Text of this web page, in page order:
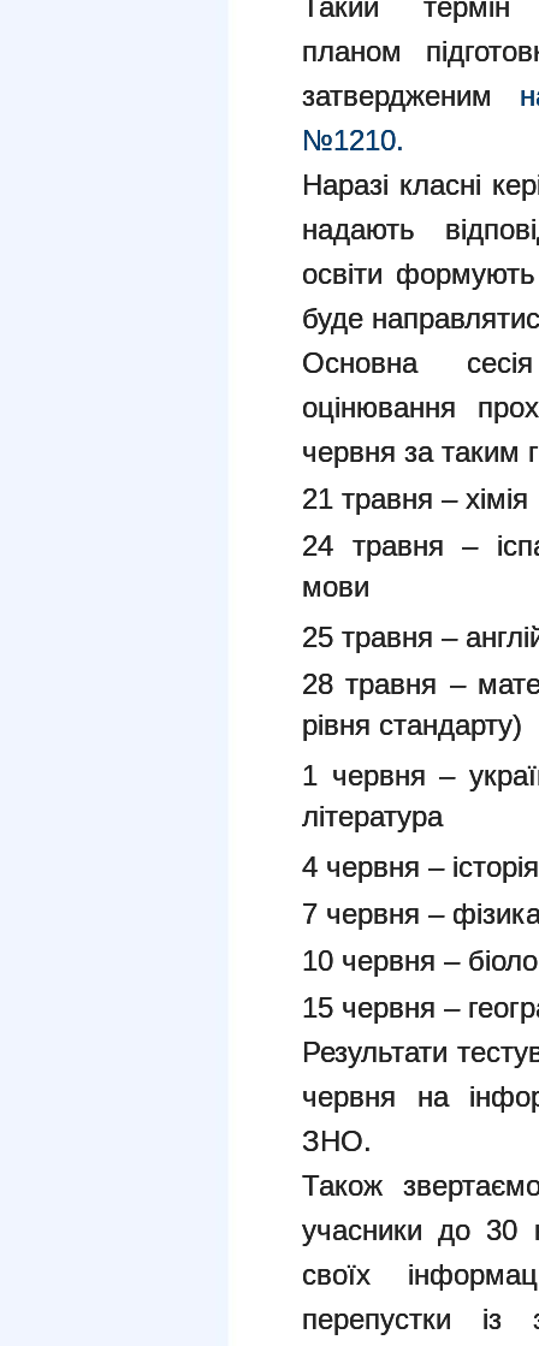
Такий термін
планом
затвердженим
№1210.
Наразі класні
надають
освіти
буде
Основна
оцінювання
червня за таким
21 травня – хімія
24 травня –
мови
25 травня –
28 травня –
рівня стандарту)
1 червня –
література
4 червня –
7 червня –
10 червня –
15 червня –
Результати
червня на
ЗНО.
Також
учасники до 30
своїх
перепустки